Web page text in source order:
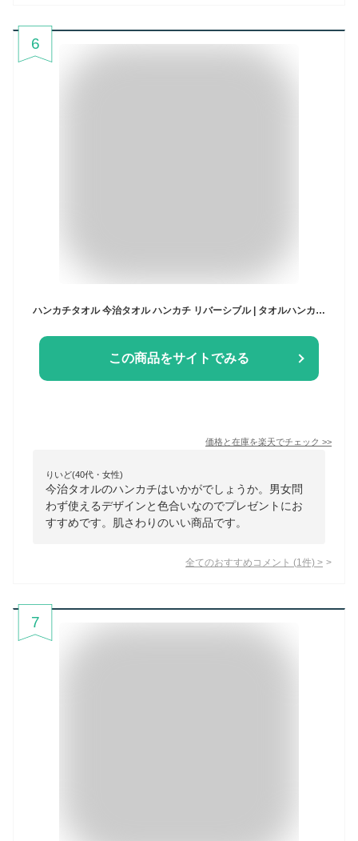
6
ハンカチタオル 今治タオル ハンカチ リバーシブル | タオルハンカチ レディース メンズ プレゼント プチギフト ギフト 今治 無地 ハンドタオル ミニタオル お返し 雑貨 退職 お礼 ちょっとした 女性 贈り物 男性 手拭きタオル ミニギフト クリスマス 職場 誕生日 タオル
この商品をサイトでみる
価格と在庫を楽天でチェック >>
りいど(40代・女性)
今治タオルのハンカチはいかがでしょうか。男女問
わず使えるデザインと色合いなのでプレゼントにお
すすめです。肌さわりのいい商品です。
全てのおすすめコメント (1 件) >
7